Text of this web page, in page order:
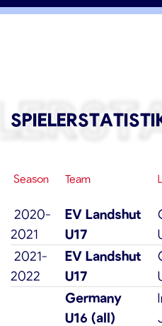
Season Team
2020-
2021
EV Landshut
U17
2021-
2022
EV Landshut
U17
Germany
U16 (all)